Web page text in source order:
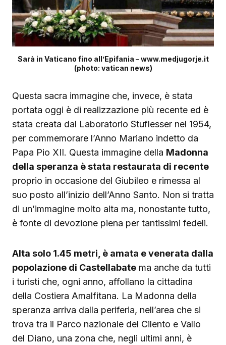
Sarà in Vaticano fino all’Epifania – www.medjugorje.it
(photo: vatican news)
Questa sacra immagine che, invece, è stata
portata oggi è di realizzazione più recente ed è
stata creata dal Laboratorio Stuflesser nel 1954,
per commemorare l’Anno Mariano indetto da
Papa Pio XII. Questa immagine della Madonna
della speranza è stata restaurata di recente
proprio in occasione del Giubileo e rimessa al
suo posto all’inizio dell’Anno Santo. Non si tratta
di un’immagine molto alta ma, nonostante tutto,
è fonte di devozione piena per tantissimi fedeli.
Alta solo 1.45 metri, è amata e venerata dalla
popolazione di Castellabate ma anche da tutti
i turisti che, ogni anno, affollano la cittadina
della Costiera Amalfitana. La Madonna della
speranza arriva dalla periferia, nell’area che si
trova tra il Parco nazionale del Cilento e Vallo
del Diano, una zona che, negli ultimi anni, è